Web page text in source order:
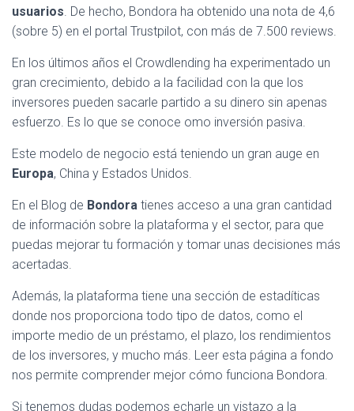
usuarios. De hecho, Bondora ha obtenido una nota de 4,6
(sobre 5) en el portal Trustpilot, con más de 7.500 reviews.
En los últimos años el Crowdlending ha experimentado un
gran crecimiento, debido a la facilidad con la que los
inversores pueden sacarle partido a su dinero sin apenas
esfuerzo. Es lo que se conoce omo inversión pasiva.
Este modelo de negocio está teniendo un gran auge en
Europa, China y Estados Unidos.
En el Blog de Bondora tienes acceso a una gran cantidad
de información sobre la plataforma y el sector, para que
puedas mejorar tu formación y tomar unas decisiones más
acertadas.
Además, la plataforma tiene una sección de estadíticas
donde nos proporciona todo tipo de datos, como el
importe medio de un préstamo, el plazo, los rendimientos
de los inversores, y mucho más. Leer esta página a fondo
nos permite comprender mejor cómo funciona Bondora.
Si tenemos dudas podemos echarle un vistazo a la